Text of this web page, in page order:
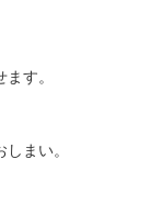
す。
まい。